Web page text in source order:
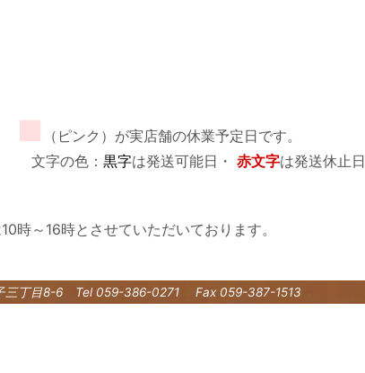
■
（ピンク）が実店舗の休業予定日です。
文字の色： 黒字は発送可能日・ 赤文字は発送休止日
時～16時とさせていただいております。
三丁目8-6 Tel 059-386-0271 Fax 059-387-1513